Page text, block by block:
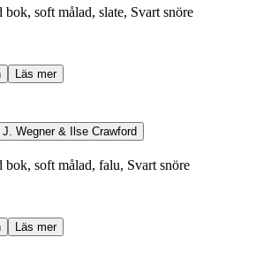
soft målad, slate, Svart snöre
Läs mer
Wegner & Ilse Crawford
soft målad, falu, Svart snöre
Läs mer